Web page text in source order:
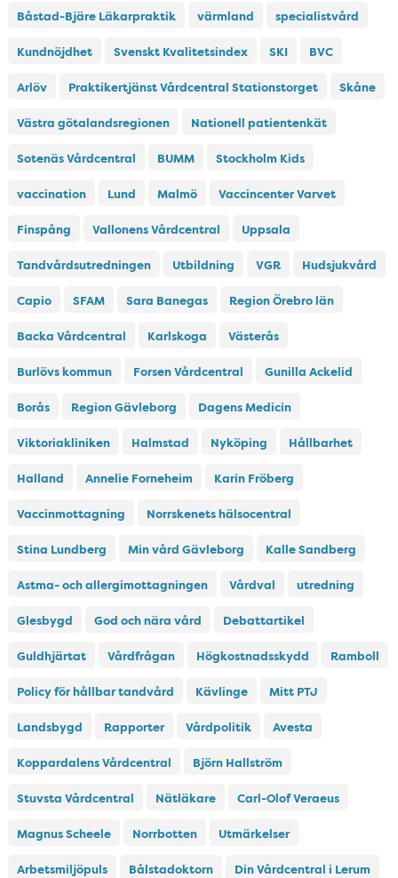
Båstad-Bjäre Läkarpraktik värmland specialistvård
Kundnöjdhet Svenskt Kvalitetsindex SKI BVC
Arlöv Praktikertjänst Vårdcentral Stationstorget Skåne
Västra götalandsregionen Nationell patientenkät
Sotenäs Vårdcentral BUMM Stockholm Kids
vaccination Lund Malmö Vaccincenter Varvet
Finspång Vallonens Vårdcentral Uppsala
Tandvårdsutredningen Utbildning VGR Hudsjukvård
Capio SFAM Sara Banegas Region Örebro län
Backa Vårdcentral Karlskoga Västerås
Burlövs kommun Forsen Vårdcentral Gunilla Ackelid
Borås Region Gävleborg Dagens Medicin
Viktoriakliniken Halmstad Nyköping Hållbarhet
Halland Annelie Forneheim Karin Fröberg
Vaccinmottagning Norrskenets hälsocentral
Stina Lundberg Min vård Gävleborg Kalle Sandberg
Astma- och allergimottagningen Vårdval utredning
Glesbygd God och nära vård Debattartikel
Guldhjärtat Vårdfrågan Högkostnadsskydd Ramboll
Policy för hållbar tandvård Kävlinge Mitt PTJ
Landsbygd Rapporter Vårdpolitik Avesta
Koppardalens Vårdcentral Björn Hallström
Stuvsta Vårdcentral Nätläkare Carl-Olof Veraeus
Magnus Scheele Norrbotten Utmärkelser
Arbetsmiljöpuls Bålstadoktorn Din Vårdcentral i Lerum